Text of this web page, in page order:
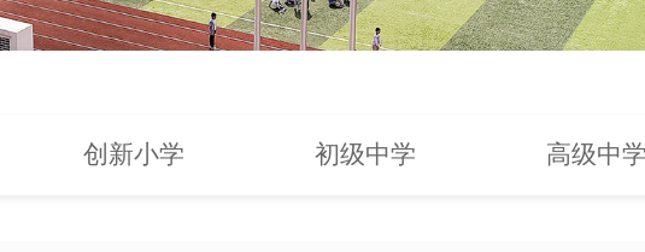
创新小学 初级中学 高级中学